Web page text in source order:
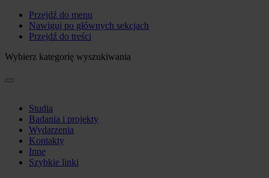
Przejdź do menu
Nawiguj po głównych sekcjach
Przejdź do treści
Wybierz kategorię wyszukiwania
Studia
Badania i projekty
Wydarzenia
Kontakty
Inne
Szybkie linki